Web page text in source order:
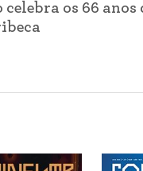
celebra os 66